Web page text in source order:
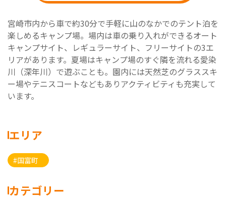
宮崎市内から車で約30分で手軽に山のなかでのテント泊を
楽しめるキャンプ場。場内は車の乗り入れができるオート
キャンプサイト、レギュラーサイト、フリーサイトの3エ
リアがあります。夏場はキャンプ場のすぐ隣を流れる愛染
川（深年川）で遊ぶことも。園内には天然芝のグラススキ
ー場やテニスコートなどもありアクティビティも充実して
います。
エリア
#国富町
カテゴリー